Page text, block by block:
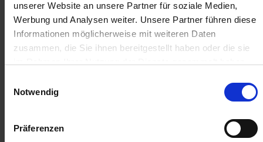
unserer Website an unsere Partner für soziale Medien,
Werbung und Analysen weiter. Unsere Partner führen diese
Informationen möglicherweise mit weiteren Daten
zusammen, die Sie ihnen bereitgestellt haben oder die sie
Notwendig
Präferenzen
5,25 € / St
5,25 € pro 1 Stück
6,25 €
inkl. 19% MwSt.,zzgl. Versandkosten
Auf Lager